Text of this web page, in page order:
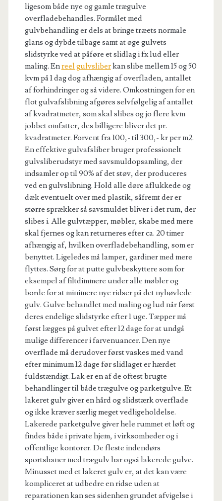
ligesom både nye og gamle trægulve
overfladebehandles. Formålet med
gulvbehandling er dels at bringe træets normale
glans og dybde tilbage samt at øge gulvets
slidstyrke ved at påføre et slidlag i fx lud eller
maling. Enreel gulvsliberkan slibe mellem 15 og 50
kvm på 1 dag dog afhængig af overfladen, antallet
af forhindringer og så videre. Omkostningen for en
flot gulvafslibning afgøres selvfølgelig af antallet
af kvadratmeter, som skal slibes og jo flere kvm
jobbet omfatter, des billigere bliver det pr.
kvadratmeter. Forvent fra 100,- til 300,- kr per m2.
En effektive gulvafsliber bruger professionelt
gulvsliberudstyr med savsmuldopsamling, der
indsamler op til 90% af det støv, der produceres
ved en gulvslibning. Hold alle døre aflukkede og
dæk eventuelt over med plastik, såfremt der er
større sprækker så savsmuldet bliver i det rum, der
slibes i. Alle gulvtæpper, møbler, skabe med mere
skal fjernes og kan returneres efter ca. 20 timer
afhængig af, hvilken overfladebehandling, som er
benyttet. Ligeledes må lamper, gardiner med mere
flyttes. Sørg for at putte gulvbeskyttere som for
eksempel af filtdimmere under alle møbler og
borde for at minimere nye ridser på det nyhøvlede
gulv. Gulve behandlet med maling og lud når først
deres endelige slidstyrke efter 1 uge. Tæpper må
først lægges på gulvet efter 12 dage for at undgå
mulige differencer i farvenuancer. Den nye
overflade må derudover først vaskes med vand
efter minimum 12 dage før slidlaget er hærdet
fuldstændigt. Lak er en af de oftest brugte
behandlinger til både trægulve og parketgulve. Et
lakeret gulv giver en hård og slidstærk overflade
og ikke kræver særlig meget vedligeholdelse.
Lakerede parketgulve giver hele rummet et løft og
findes både i private hjem, i virksomheder og i
offentlige kontorer. De fleste indendørs
sportsbaner med trægulv har også lakerede gulve.
Minusset med et lakeret gulv er, at det kan være
kompliceret at udbedre en ridse uden at
reparationen kan ses sidenhen grundet afvigelse i